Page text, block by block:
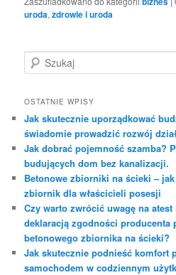
uroda,zdrowie i uroda
z
k
j
OSTATNIE WPISY
Jak skutecznie uporządkować
świadomie prowadzić rozwój
Jak dobrać pojemność szamba?
budujących dom bez kanalizacji.
Betonowe zbiorniki na ścieki –
zbiornik dla właścicieli posesji
Czy warto zwrócić uwagę na
deklaracją zgodności producenta
betonowego zbiornika na ścieki?
Jak skutecznie podnieść komfort
samochodem w codziennym